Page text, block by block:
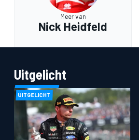
Meer van
Nick Heidfeld
Uitgelicht
UITGELICHT